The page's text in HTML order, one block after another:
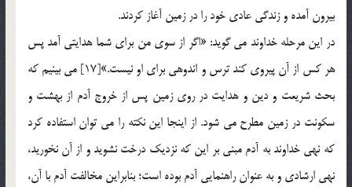
بيرون آمده و زندگي عادي خود را در زمين آغاز کردند.
در اين مرحله خداوند مي گويد: «اگر از سوي من براي شما هدايتي آمد پس
هر كس از آن پيروي كند ترس و اندوهي براي او نيست.»[17] مي بينيم كه
بحث شريعت و دين و هدايت در روي زمين پس از خروج آدم از بهشت و
سكونت در زمين مطرح مي شود. از اينجا اين نكته را مي توان استفاده كرد
كه نهي خداوند به آدم مبني بر اين که نزديك درخت نشويد و از آن نخوريد،
نهي ارشادي و به عنوان راهنمايي آدم بوده است؛ بنابراين مخالفت آدم با آن،